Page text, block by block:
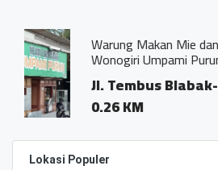
Makan Mie dan Bakso
Umpami Purun
Blabak-Boyolali
Lokasi Populer